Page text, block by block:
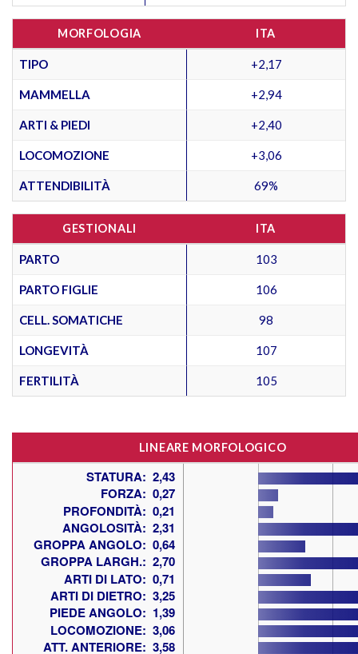
MORFOLOGIA ITA
TIPO +2,17
MAMMELLA +2,94
ARTI & PIEDI +2,40
LOCOMOZIONE +3,06
ATTENDIBILITÀ 69%
GESTIONALI ITA
PARTO 103
PARTO FIGLIE 106
CELL. SOMATICHE 98
LONGEVITÀ 107
FERTILITÀ 105
LINEARE MORFOLOGICO